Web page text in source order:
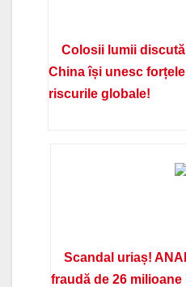
Colosii lumii
China își unesc
riscurile globale!
Scandal uriaș!
fraudă de 26